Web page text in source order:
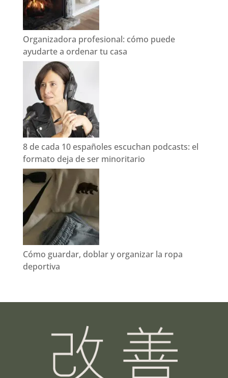
Organizadora profesional: cómo puede
ayudarte a ordenar tu casa
8 de cada 10 españoles escuchan podcasts: el
formato deja de ser minoritario
Cómo guardar, doblar y organizar la ropa
deportiva